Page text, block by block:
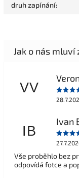
druh zapínání:
VV
IB
Ivan
Vše proběhlo bez
odpovídá fotce a